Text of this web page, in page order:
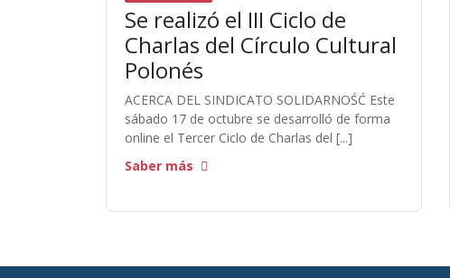
Se realizó el III Ciclo de
Charlas del Círculo Cultural
Polonés
ACERCA DEL SINDICATO SOLIDARNOŚĆ Este
sábado 17 de octubre se desarrolló de forma
online el Tercer Ciclo de Charlas del [...]
Saber más